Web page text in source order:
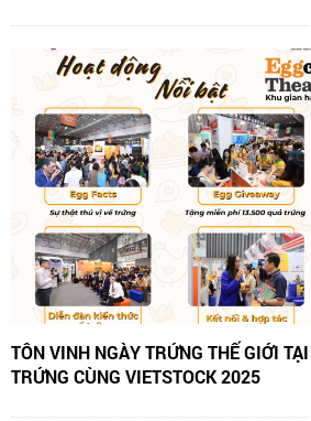
TÔN VINH NGÀY TRỨNG THẾ GIỚI
TRỨNG CÙNG VIETSTOCK 2025